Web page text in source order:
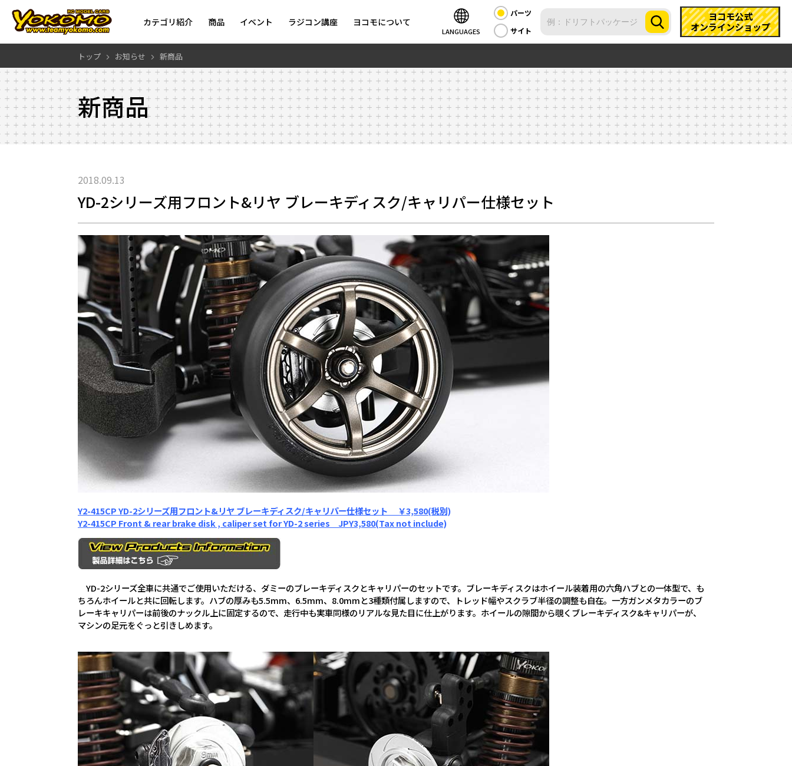
カテゴリ紹介 商品 イベント ラジコン講座 ヨコモについて
LANGUAGES
パーツ
サイト
ヨコモ公式
オンラインショップ
トップ お知らせ 新商品
新商品
2018.09.13
YD-2シリーズ用フロント&リヤ ブレーキディスク/キャリパー仕様セット
Y2-415CP YD-2シリーズ用フロント&リヤ ブレーキディスク/キャリパー仕様セット ￥3,580(税別)
Y2-415CP Front & rear brake disk , caliper set for YD-2 series JPY3,580(Tax not include)
YD-2シリーズ全車に共通でご使用いただける、ダミーのブレーキディスクとキャリパーのセットです。ブレーキディスクはホイール装着用の六角ハブとの一体型で、も
ちろんホイールと共に回転します。ハブの厚みも5.5mm、6.5mm、8.0mmと3種類付属しますので、トレッド幅やスクラブ半径の調整も自在。一方ガンメタカラーのブ
レーキキャリパーは前後のナックル上に固定するので、走行中も実車同様のリアルな見た目に仕上がります。ホイールの隙間から覗くブレーキディスク&キャリパーが、
マシンの足元をぐっと引きしめます。